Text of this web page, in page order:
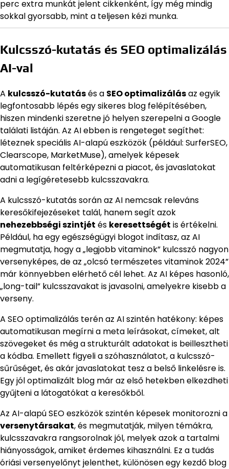
perc extra munkát jelent cikkenként, így még mindig
sokkal gyorsabb, mint a teljesen kézi munka.
Kulcsszó-kutatás és SEO optimalizálás
AI-val
A kulcsszó-kutatásés a SEO optimalizálásaz egyik
legfontosabb lépés egy sikeres blog felépítésében,
hiszen mindenki szeretne jó helyen szerepelni a Google
találati listáján. Az AI ebben is rengeteget segíthet:
léteznek speciális AI-alapú eszközök (például: SurferSEO,
Clearscope, MarketMuse), amelyek képesek
automatikusan feltérképezni a piacot, és javaslatokat
adni a legígéretesebb kulcsszavakra.
A kulcsszó-kutatás során az AI nemcsak releváns
keresőkifejezéseket talál, hanem segít azok
nehezebbségi szintjét és keresettségét is értékelni.
Például, ha egy egészségügyi blogot indítasz, az AI
megmutatja, hogy a „legjobb vitaminok” kulcsszó nagyon
versenyképes, de az „olcsó természetes vitaminok 2024”
már könnyebben elérhető cél lehet. Az AI képes hasonló,
„long-tail” kulcsszavakat is javasolni, amelyekre kisebb a
verseny.
A SEO optimalizálás terén az AI szintén hatékony: képes
automatikusan megírni a meta leírásokat, címeket, alt
szövegeket és még a strukturált adatokat is beillesztheti
a kódba. Emellett figyeli a szóhasználatot, a kulcsszó-
sűrűséget, és akár javaslatokat tesz a belső linkelésre is.
Egy jól optimalizált blog már az első hetekben elkezdheti
gyűjteni a látogatókat a keresőkből.
Az AI-alapú SEO eszközök szintén képesek monitorozni a
versenytársakat, és megmutatják, milyen témákra,
kulcsszavakra rangsorolnak jól, melyek azok a tartalmi
hiányosságok, amiket érdemes kihasználni. Ez a tudás
óriási versenyelőnyt jelenthet, különösen egy kezdő blog